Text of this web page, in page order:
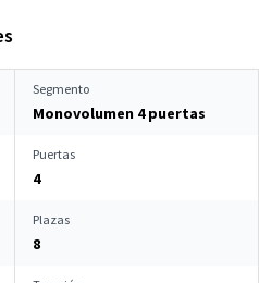
Segmento
Monovolumen 4 puertas
Puertas
4
Plazas
8